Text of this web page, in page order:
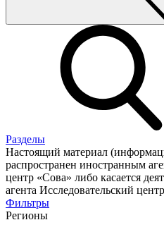
Разделы
Настоящий материал
распространен иностранным
центр «Сова» либо касается
агента Исследовательский
Фильтры
Регионы